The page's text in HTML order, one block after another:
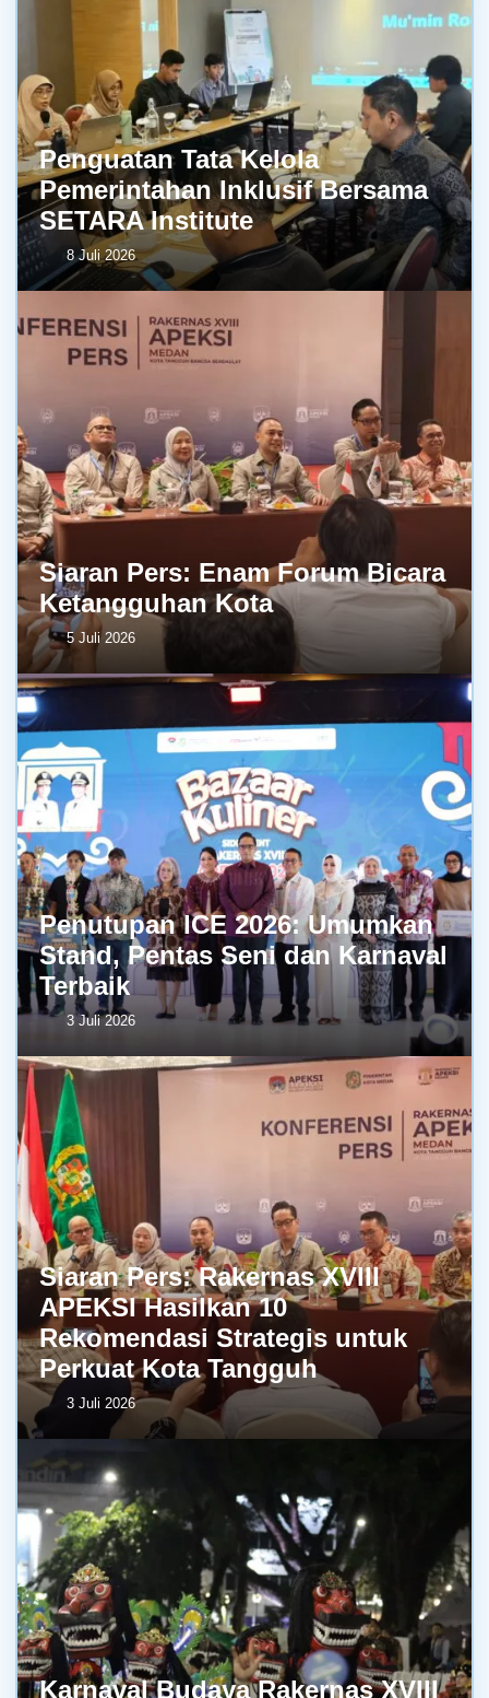
Penguatan Tata Kelola
Pemerintahan Inklusif Bersama
SETARA Institute
8 Juli 2026
Siaran Pers: Enam Forum Bicara
Ketangguhan Kota
5 Juli 2026
Penutupan ICE 2026: Umumkan
Stand, Pentas Seni dan Karnaval
Terbaik
3 Juli 2026
Siaran Pers: Rakernas XVIII
APEKSI Hasilkan 10
Rekomendasi Strategis untuk
Perkuat Kota Tangguh
3 Juli 2026
Karnaval Budaya Rakernas XVIII